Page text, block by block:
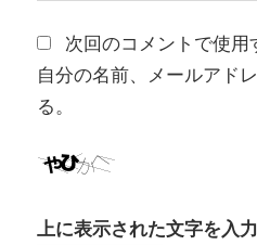
次回のコメントで使
自分の名前、メールアド
る。
上に表示された文字を入